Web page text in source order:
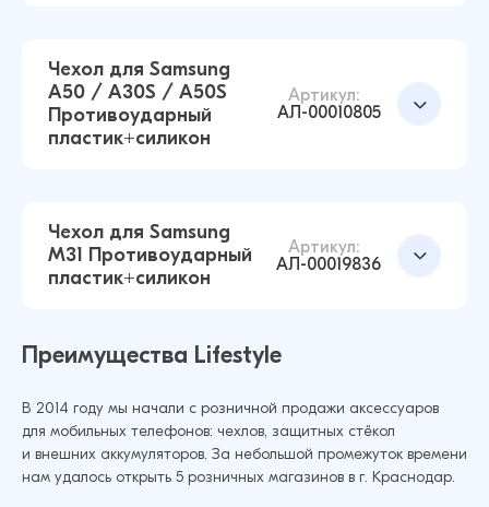
Чехол для Samsung S10 Противоударный
пластик+силикон (Прозрачный)
Чехол для Samsung S22 Ultra Противоударный
23 ₽
Добавить в корзину
Чехол для Samsung
A50 / A30S / A50S
Противоударный
пластик+силикон
Артикул:
АЛ-00010805
Чехол для Samsung A50 / A30S / A50S
Противоударный пластик+силикон
(Прозрачный)
Чехол для Samsung
M31 Противоударный
пластик+силикон
Артикул:
АЛ-00019836
Преимущества Lifestyle
В 2014 году мы начали с розничной продажи аксессуаров
для мобильных телефонов: чехлов, защитных стёкол
и внешних аккумуляторов. За небольшой промежуток времени
нам удалось открыть 5 розничных магазинов в г. Краснодар.